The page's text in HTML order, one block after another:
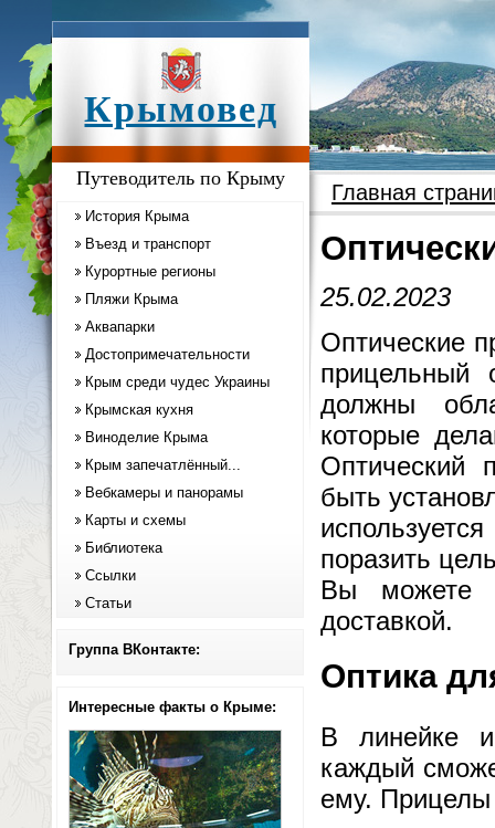
Крымовед
Путеводитель по Крыму
История Крыма
Въезд и транспорт
Курортные регионы
Пляжи Крыма
Аквапарки
Достопримечательности
Крым среди чудес Украины
Крымская кухня
Виноделие Крыма
Крым запечатлённый...
Вебкамеры и панорамы
Карты и схемы
Библиотека
Ссылки
Статьи
Группа ВКонтакте:
Интересные факты о Крыме:
Главная
25.02.2023
Оптические
прицельный
должны
которые
Оптический
быть
поразить
Вы можете
доставкой.
Оптика
В линейке
каждый
ему.